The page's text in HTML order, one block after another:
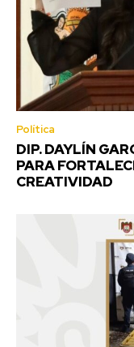
Política
DIP. DAYLÍN
PARA
CREATIVIDAD